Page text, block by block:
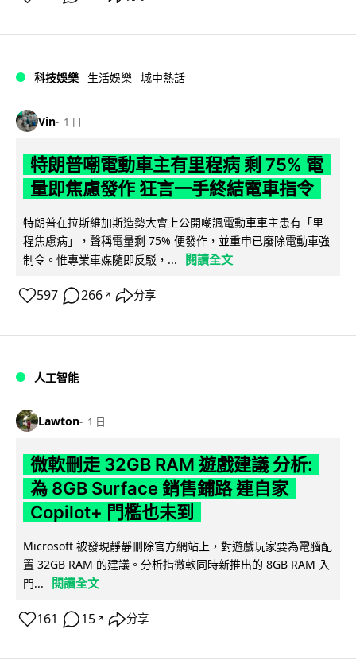
科技娛樂 生活娛樂 城中熱話
Vin 1 日
特朗普嘲電動車主有里程病 剩 75% 電
量即焦慮發作 狂言一手終結電車指令
特朗普在拉斯維加斯造勢大會上公開嘲諷電動車車主患有「里
程焦慮病」，聲稱電量剩 75% 便發作，並重申已廢除電動車強
制令。惟專業車媒隨即反駁，...
閱讀全文
597 266 ↗ 分享
人工智能
Lawton 1 日
微軟刪走 32GB RAM 遊戲建議 分析:
為 8GB Surface 銷售鋪路 連自家
Copilot+ 門檻也未到
Microsoft 被發現靜靜刪除官方網站上，對遊戲玩家要為電腦配
置 32GB RAM 的建議。分析指微軟同時新推出的 8GB RAM 入
門...
閱讀全文
161 15 ↗ 分享